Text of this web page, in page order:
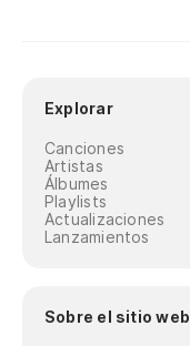
Explorar
Canciones
Artistas
Álbumes
Playlists
Actualizaciones
Lanzamientos
Sobre el sitio web